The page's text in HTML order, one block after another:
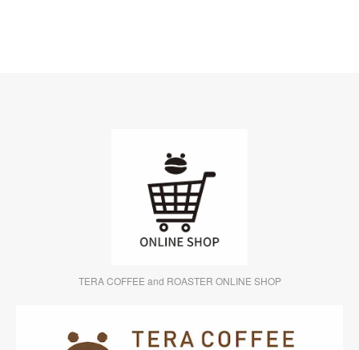
TERA COFFEE and ROASTER ONLINE SHOP